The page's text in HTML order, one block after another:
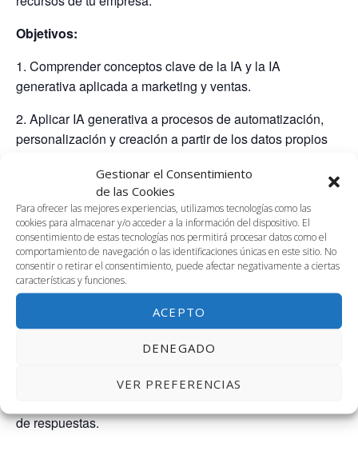
Gestionar el Consentimiento
de las Cookies
Para ofrecer las mejores experiencias, utilizamos tecnologías como las
cookies para almacenar y/o acceder a la información del dispositivo. El
consentimiento de estas tecnologías nos permitirá procesar datos como el
comportamiento de navegación o las identificaciones únicas en este sitio. No
consentir o retirar el consentimiento, puede afectar negativamente a ciertas
características y funciones.
ACEPTO
DENEGADO
VER PREFERENCIAS
Objetivos:
1. Comprender conceptos clave de la IA y la IA
generativa aplicada a marketing y ventas.
2. Aplicar IA generativa a procesos de automatización,
personalización y creación a partir de los datos propios
3. Usar herramientas de IA en la toma de decisiones.
Contenido
Sesión 1: Introducción a la AI Generativa: conceptos,
herramientas, cómo integrar IA.
Sesión 2: Generación automática de contenido para
campañas: creación de contenidos según el medio y
formato, segmentación de audiencias.
Sesión 3: Automatización de interacción con cliente: Uso
de respuestas.